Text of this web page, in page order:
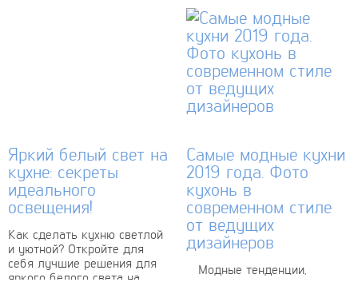
особенным...
Яркий белый свет на
кухне: секреты
идеального
освещения!
Как сделать кухню светлой
и уютной? Откройте для
себя лучшие решения для
яркого белого света на
Самые модные кухни
2019 года. Фото
кухонь в
современном стиле
от ведущих
дизайнеров
Модные тенденции,